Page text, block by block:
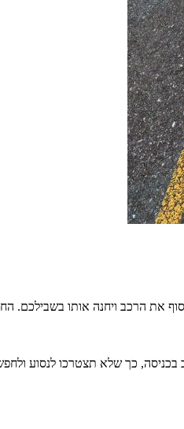
הרכב ויחנה אותו בשבילכם.
בכניסה, כך שלא תצטרכו לנסוע